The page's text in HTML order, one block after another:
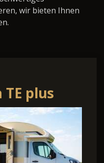
wir bieten Ihnen
plus